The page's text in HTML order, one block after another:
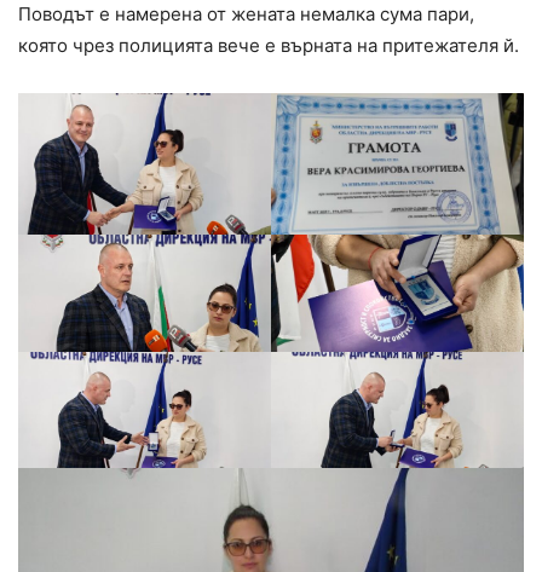
Поводът е намерена от жената немалка сума пари,
която чрез полицията вече е върната на притежателя й.